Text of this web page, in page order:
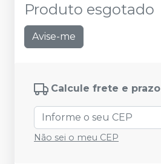
Produto esgotado
Avise-me
Calcule frete e prazo
Não sei o meu CEP